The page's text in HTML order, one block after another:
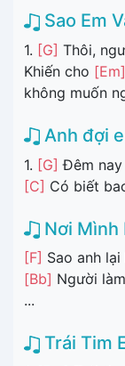
Sao Em
1. [G] Thôi,
Khiến cho [Em]
không muốn
Anh đợi
1. [G] Đêm nay
[C] Có biết
Nơi Mình
[F] Sao anh
[Bb] Người
...
Trái Tim